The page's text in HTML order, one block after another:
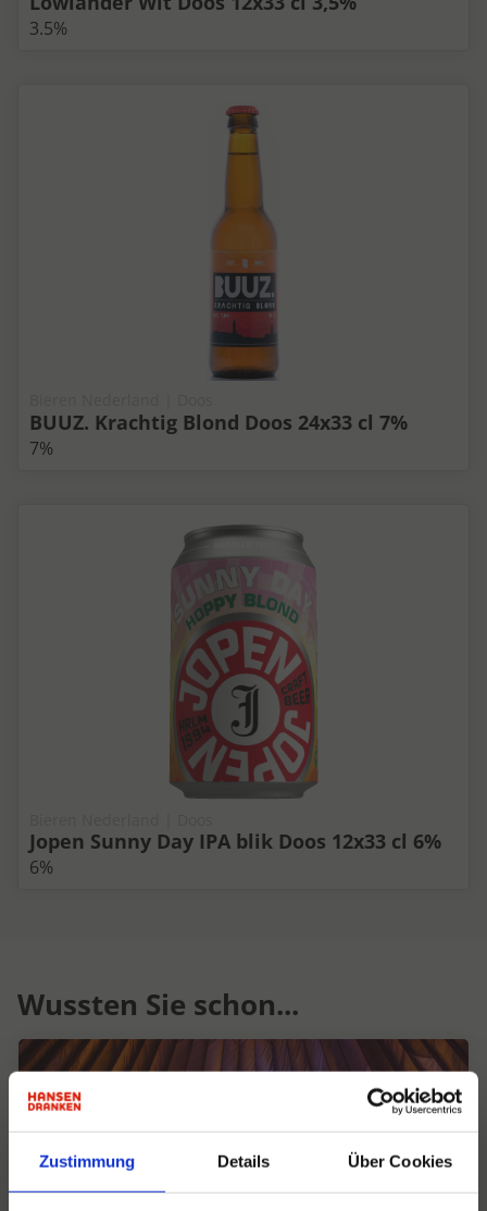
Zustimmung Details Über Cookies
3.5%
BUUZ. Krachtig Blond Doos 24x33 cl 7%
7%
Jopen Sunny Day IPA blik Doos 12x33 cl 6%
6%
Wussten Sie schon...